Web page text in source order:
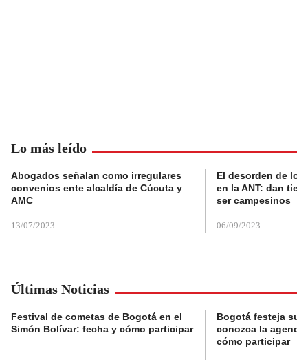
Lo más leído
Abogados señalan como irregulares
convenios ente alcaldía de Cúcuta y
AMC
13/07/2023
El desorden de
en la ANT: dan
ser campesinos
06/09/2023
Últimas Noticias
Festival de cometas de Bogotá en el
Simón Bolívar: fecha y cómo participar
Bogotá festeja su
conozca la
cómo participar